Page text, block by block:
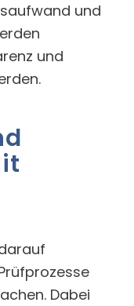
und
und
Dabei